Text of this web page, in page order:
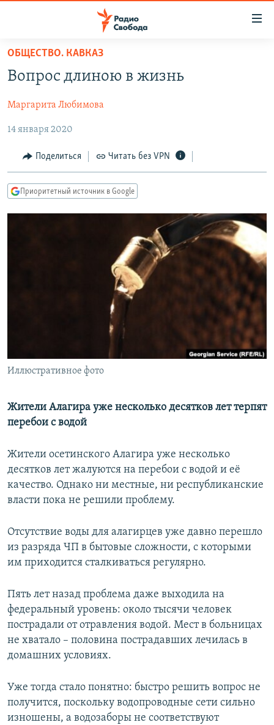
упрощенного
доступа
содержанию
Вернутся
главной
навигации
Вернутся
ПОДКАСТЫ
АВТОРСКИЕ ПРОЕКТЫ
ЦИТАТЫ СВОБОДЫ
МНЕНИЯ
КУЛЬТУРА
IDEL.РЕАЛИИ
РАСПИСАНИЕ ВЕЩАНИЯ
ПОДПИШИТЕСЬ НА РАССЫЛКУ
Все сайты РСЕ/РС
ОБЩЕСТВО. КАВКАЗ
Вопрос длиною в жизнь
Маргарита Любимова
14 января 2020
Поделиться Читать без VPN
Приоритетный источник в Google
Иллюстративное фото
Жители Алагира уже несколько десятков лет терпят
перебои с водой
Жители осетинского Алагира уже несколько
десятков лет жалуются на перебои с водой и её
качество. Однако ни местные, ни республиканские
власти пока не решили проблему.
Отсутствие воды для алагирцев уже давно перешло
из разряда ЧП в бытовые сложности, с которыми
им приходится сталкиваться регулярно.
Пять лет назад проблема даже выходила на
федеральный уровень: около тысячи человек
пострадали от отравления водой. Мест в больницах
не хватало – половина пострадавших лечилась в
домашних условиях.
Уже тогда стало понятно: быстро решить вопрос не
получится, поскольку водопроводные сети сильно
изношены, а водозаборы не соответствуют